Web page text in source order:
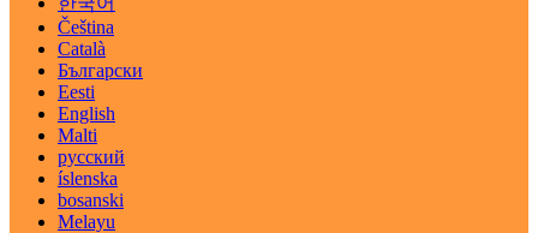
Čeština
Català
Български
Eesti
English
Malti
русский
íslenska
bosanski
Melayu